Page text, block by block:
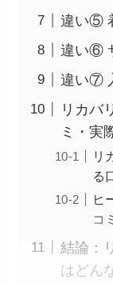
違い⑤
違い⑥
違い⑦
リカバ
ミ・実
リ
る
ヒ
コミ
結論：
はどん